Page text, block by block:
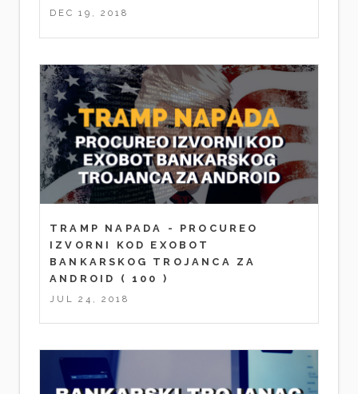
DEC 19, 2018
TRAMP NAPADA - PROCUREO
IZVORNI KOD EXOBOT
BANKARSKOG TROJANCA ZA
ANDROID
( 100 )
JUL 24, 2018